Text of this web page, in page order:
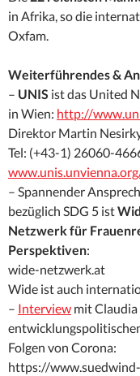
in Afrika, so die
Oxfam.
Weiterführendes &
– UNIS ist das United
in Wien: http://
Direktor Martin
Tel: (+43-1) 26060-
– Spannender
bezüglich SDG 5 ist
Netzwerk für
Perspektiven:
wide-netzwerk.at
Wide ist auch
– Interview mit
Folgen von Corona:
https://